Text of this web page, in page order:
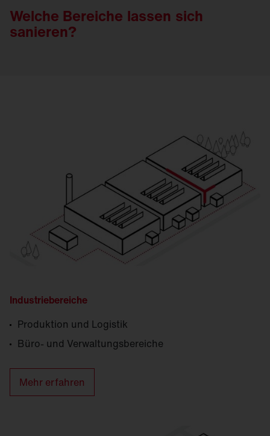
Welche Bereiche lassen sich
sanieren?
Industriebereiche
Produktion und Logistik
Büro- und Verwaltungsbereiche
Mehr erfahren